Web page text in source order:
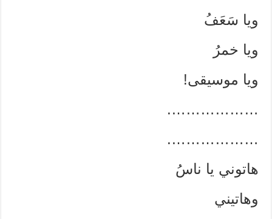
ويا سَعَفُ
ويا خمرُ
ويا موسيقى!
……………….
……………….
هاتوني يا ناسُ
وهاتيني